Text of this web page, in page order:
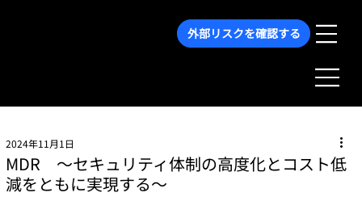
外部リスクを確認する
MDR 〜セキュリティ体制の高度化とコスト低
減をともに実現する〜
2024年11月1日